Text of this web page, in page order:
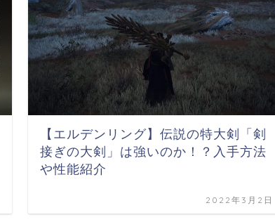
【エルデンリング】伝説の特大剣「剣
接ぎの大剣」は強いのか！？入手方法
や性能紹介
2022年3月2日